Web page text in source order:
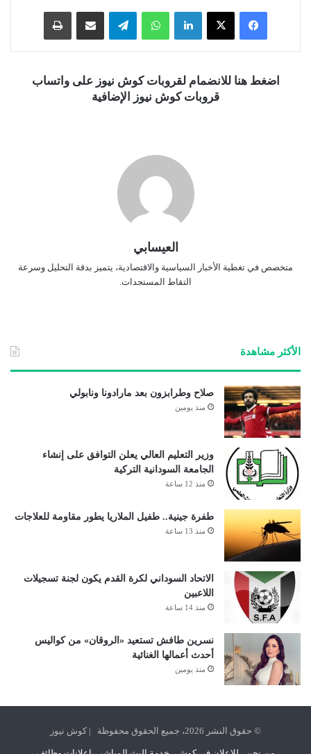
فيسبوك ‫X لينكدإن واتساب تيلقرام
اضغط هنا للانضمام لقروبات كوش نيوز على واتساب
قروبات كوش نيوز الإضافية
العيسابي
متخصص في تغطية الأخبار السياسية والاقتصادية، يتميز بدقة التحليل وسرعة
التقاط المستجدات.
الأكثر مشاهدة
صلاح وطرابزون بعد مارادونا ونابولي
منذ يومين
وزير التعليم العالي يعلن التوافق على إنشاء
الجامعة السودانية التركية
منذ 12 ساعة
طفرة جينية.. طفيل الملاريا يطور مقاومة للعلاجات
منذ 13 ساعة
الاتحاد السوداني لكرة القدم يكون لجنة تسجيلات
اللاعبين
منذ 14 ساعة
نسرين طافش تستعيد «الروقان» من كواليس
أحدث أعمالها الغنائية
منذ يومين
© حقوق النشر 2026، جميع الحقوق محفوظة | كوش نيوز